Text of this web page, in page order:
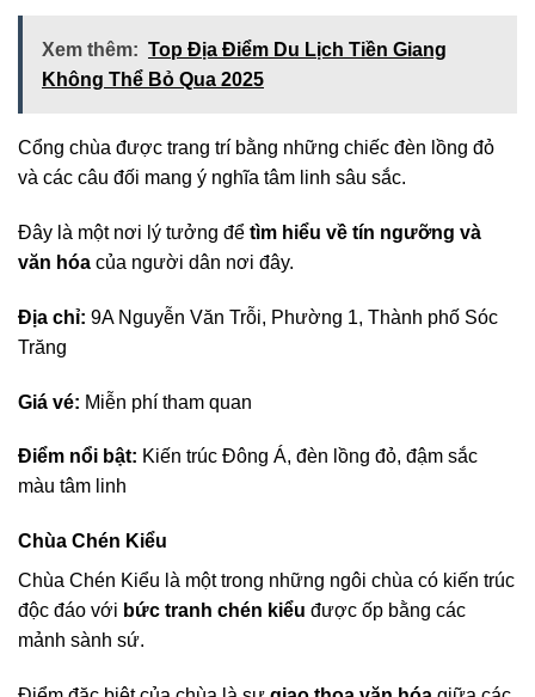
Xem thêm: Top Địa Điểm Du Lịch Tiền Giang
Không Thể Bỏ Qua 2025
Cổng chùa được trang trí bằng những chiếc đèn lồng đỏ
và các câu đối mang ý nghĩa tâm linh sâu sắc.
Đây là một nơi lý tưởng để tìm hiểu về tín ngưỡng và
văn hóa của người dân nơi đây.
Địa chỉ: 9A Nguyễn Văn Trỗi, Phường 1, Thành phố Sóc
Trăng
Giá vé: Miễn phí tham quan
Điểm nổi bật: Kiến trúc Đông Á, đèn lồng đỏ, đậm sắc
màu tâm linh
Chùa Chén Kiểu
Chùa Chén Kiểu là một trong những ngôi chùa có kiến trúc
độc đáo với bức tranh chén kiểu được ốp bằng các
mảnh sành sứ.